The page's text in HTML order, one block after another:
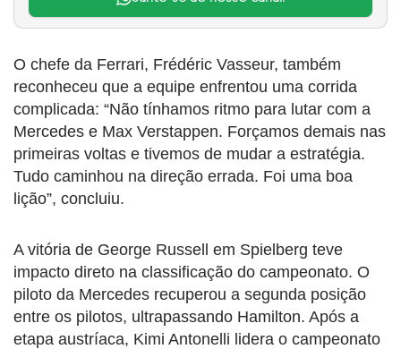
O chefe da Ferrari, Frédéric Vasseur, também
reconheceu que a equipe enfrentou uma corrida
complicada: “Não tínhamos ritmo para lutar com a
Mercedes e Max Verstappen. Forçamos demais nas
primeiras voltas e tivemos de mudar a estratégia.
Tudo caminhou na direção errada. Foi uma boa
lição”, concluiu.
A vitória de George Russell em Spielberg teve
impacto direto na classificação do campeonato. O
piloto da Mercedes recuperou a segunda posição
entre os pilotos, ultrapassando Hamilton. Após a
etapa austríaca, Kimi Antonelli lidera o campeonato